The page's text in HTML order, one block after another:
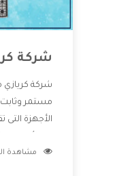
شركة
شركة كريازي
مستمر
الأجهزة التى
خدمات ما بعد
مشاهدة